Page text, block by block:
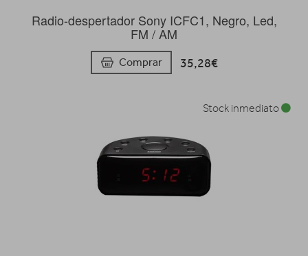
Radio-despertador Sony ICFC1, Negro, Led,
FM / AM
Comprar 35,28€
Stock inmediato